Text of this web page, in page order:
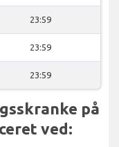
23:59
23:59
23:59
på
ved: